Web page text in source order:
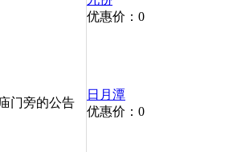
门旁的公告
优惠价：0
日月潭
优惠价：0